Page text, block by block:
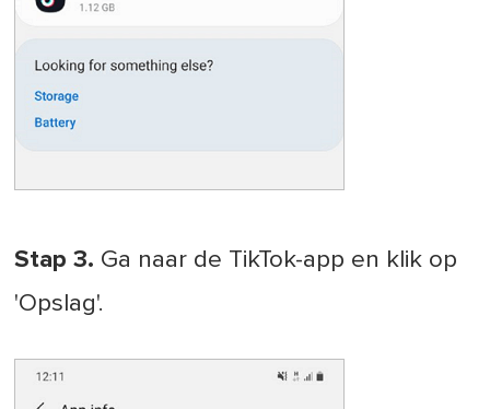
Stap 3. Ga naar de TikTok-app en klik op
'Opslag'.